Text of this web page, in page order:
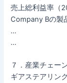
売上総利益率（
Company Bの製
…
…
７．産業チェー
ギアステアリン